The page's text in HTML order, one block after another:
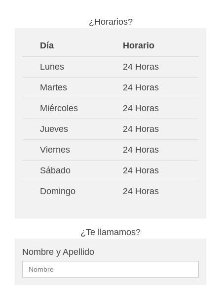
¿Horarios?
Día Horario
Lunes 24 Horas
Martes 24 Horas
Miércoles 24 Horas
Jueves 24 Horas
Viernes 24 Horas
Sábado 24 Horas
Domingo 24 Horas
¿Te llamamos?
Nombre y Apellido